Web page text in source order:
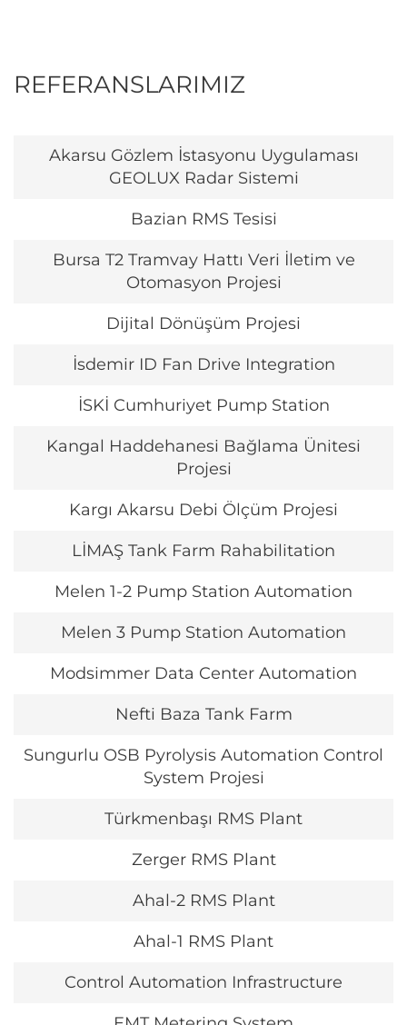
REFERANSLARIMIZ
Akarsu Gözlem İstasyonu Uygulaması
GEOLUX Radar Sistemi
Bazian RMS Tesisi
Bursa T2 Tramvay Hattı Veri İletim ve
Otomasyon Projesi
Dijital Dönüşüm Projesi
İsdemir ID Fan Drive Integration
İSKİ Cumhuriyet Pump Station
Kangal Haddehanesi Bağlama Ünitesi
Projesi
Kargı Akarsu Debi Ölçüm Projesi
LİMAŞ Tank Farm Rahabilitation
Melen 1-2 Pump Station Automation
Melen 3 Pump Station Automation
Modsimmer Data Center Automation
Nefti Baza Tank Farm
Sungurlu OSB Pyrolysis Automation Control
System Projesi
Türkmenbaşı RMS Plant
Zerger RMS Plant
Ahal-2 RMS Plant
Ahal-1 RMS Plant
Control Automation Infrastructure